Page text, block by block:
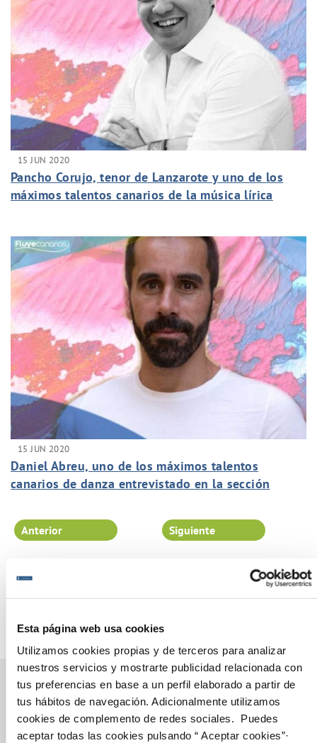
Esta página web usa cookies
Utilizamos cookies propias y de terceros para analizar
nuestros servicios y mostrarte publicidad relacionada con
tus preferencias en base a un perfil elaborado a partir de
tus hábitos de navegación. Adicionalmente utilizamos
cookies de complemento de redes sociales. Puedes
aceptar todas las cookies pulsando “ Aceptar cookies”·
15 JUN 2020
Pancho Corujo, tenor de Lanzarote y uno de los
máximos talentos canarios de la música lírica
15 JUN 2020
Daniel Abreu, uno de los máximos talentos
canarios de danza entrevistado en la sección
Página 74 de 102
Anterior Siguiente
Gestiones Online